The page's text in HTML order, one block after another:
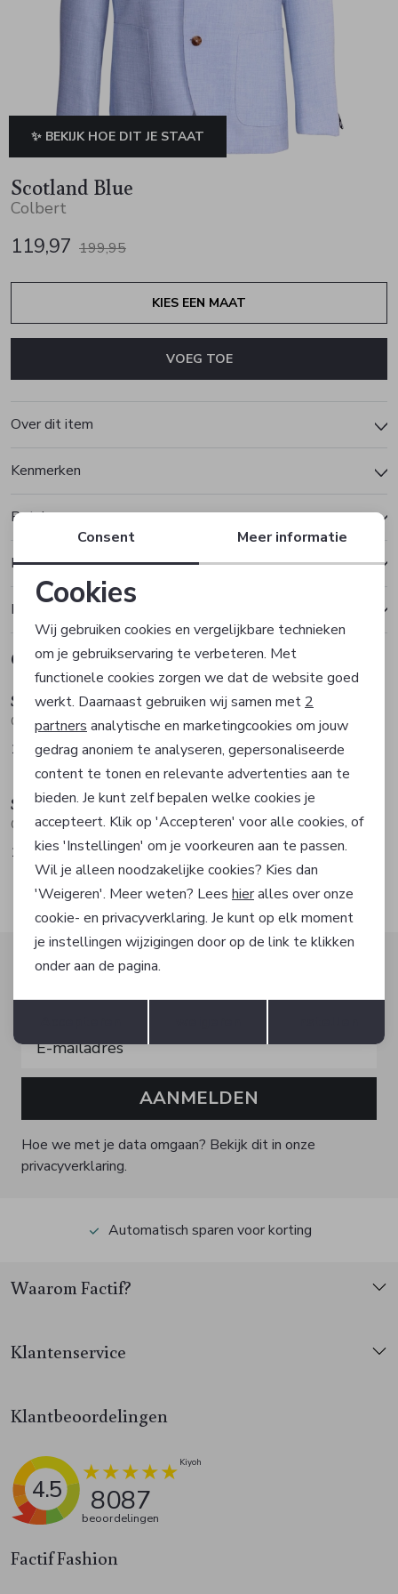
Shirts en tops
Truien en vesten
T-shirts en polos
Truien en vesten
Tassen
✨ BEKIJK HOE DIT JE STAAT
Scotland Blue
Colbert
119,97 199,95
KIES EEN MAAT
VOEG TOE
Over dit item
Kenmerken
Betalen
Bezorgen of ophalen
Ruilen en retourneren
Gerelateerde producten
Sale
Scotland Blue
Colbert
131,97 219,95
Scotland Blue
Colbert
107,97 179,95
Sale
Scotland Blue
Colbert
143,97 239,95
Scotland Blue
Colbert
219,95
Altijd als eerste op de hoogte zijn?
AANMELDEN
Hoe we met je data omgaan? Bekijk dit in onze
privacyverklaring.
Automatisch sparen voor korting
Factif Fashion
Waarom Factif?
Klantenservice
Klantbeoordelingen
4.5 8087
beoordelingen
Personalisatie cookies
Analytische cookies
Marketing cookies
Terug Opslaan
Consent Meer informatie
Cookies
Wij gebruiken cookies en vergelijkbare technieken
om je gebruikservaring te verbeteren. Met
functionele cookies zorgen we dat de website goed
werkt. Daarnaast gebruiken wij samen met 2
partners analytische en marketingcookies om jouw
gedrag anoniem te analyseren, gepersonaliseerde
content te tonen en relevante advertenties aan te
bieden. Je kunt zelf bepalen welke cookies je
accepteert. Klik op 'Accepteren' voor alle cookies, of
kies 'Instellingen' om je voorkeuren aan te passen.
Wil je alleen noodzakelijke cookies? Kies dan
'Weigeren'. Meer weten? Lees hieralles over onze
cookie- en privacyverklaring. Je kunt op elk moment
je instellingen wijzigingen door op de link te klikken
onder aan de pagina.